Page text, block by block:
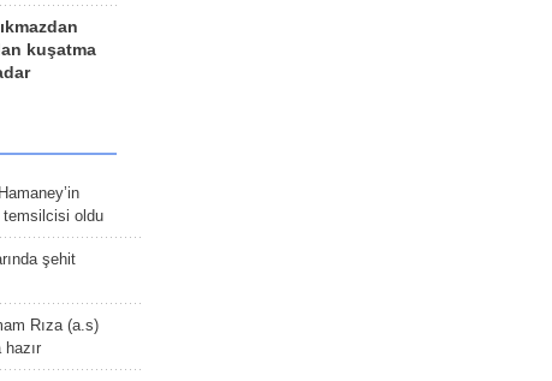
kuşatma
oldu
şehit
Rıza (a.s)